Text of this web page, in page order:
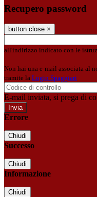
Recupero password
button close ×
all'indirizzo indicato con le
Non hai una e-mail associata al
tramite la Login Spaggiari
E-mail inviata, si prega di
Errore
Chiudi
Successo
Chiudi
Informazione
Chiudi